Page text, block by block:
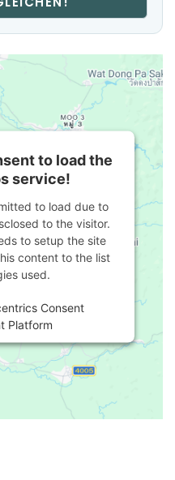
to load the
service!
to load due to
to the visitor.
to setup the site
content to the list
used.
Consent
Platform